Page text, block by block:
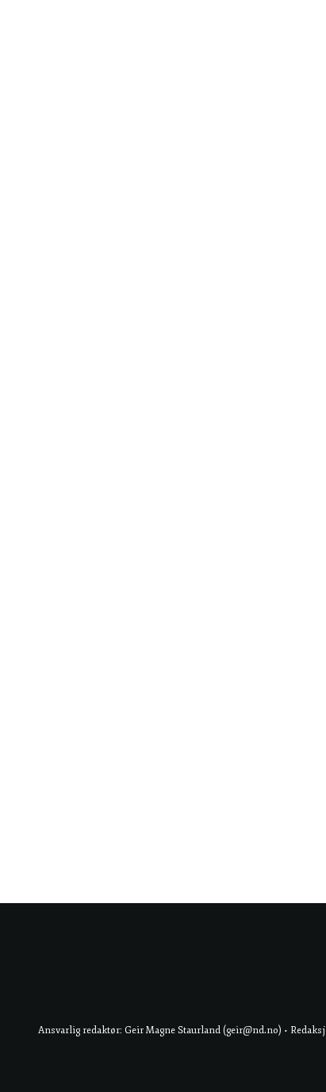
Ansvarlig redaktør: Geir Magne Staurland (geir@nd.no) •